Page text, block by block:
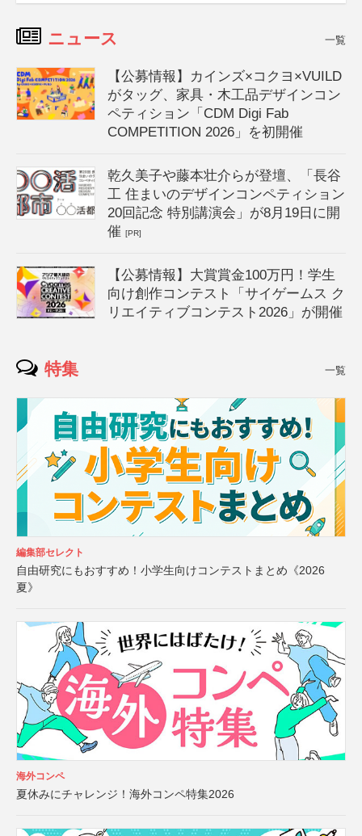
ニュース 一覧
【公募情報】カインズ×コクヨ×VUILD
がタッグ、家具・木工品デザインコン
ペティション「CDM Digi Fab
COMPETITION 2026」を初開催
乾久美子や藤本壮介らが登壇、「長谷
工 住まいのデザインコンペティション
20回記念 特別講演会」が8月19日に開
催[PR]
【公募情報】大賞賞金100万円！学生
向け創作コンテスト「サイゲームス ク
リエイティブコンテスト2026」が開催
特集 一覧
編集部セレクト
自由研究にもおすすめ！小学生向けコンテストまとめ《2026
夏》
海外コンペ
夏休みにチャレンジ！海外コンペ特集2026